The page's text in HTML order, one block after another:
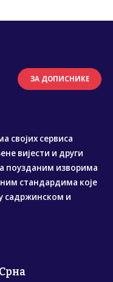
ЗА ДОПИСНИКЕ
својих сервиса
вијести и други
поузданим изворима
стандардима које
садржинском и
Срна